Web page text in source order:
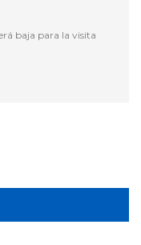
baja para la visita